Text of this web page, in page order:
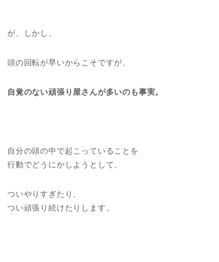
が、しかし、
頭の回転が早いからこそですが、
自覚のない頑張り屋さんが多いのも事実。
自分の頭の中で起こっていることを
行動でどうにかしようとして、
ついやりすぎたり、
つい頑張り続けたりします。